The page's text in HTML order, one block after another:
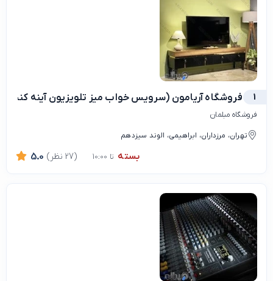
1 فروشگاه آریامون (سرویس خواب میز تلویزیون آینه
فروشگاه مبلمان
تهران، مرزداران، ابراهیمی، الوند سیزدهم
بسته تا 10:00 5.0 (27 نظر)